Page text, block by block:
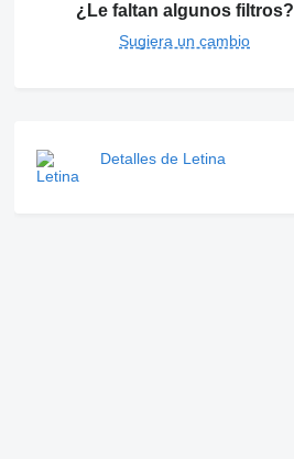
¿Le faltan algunos filtros?
Sugiera un cambio
Detalles de Letina